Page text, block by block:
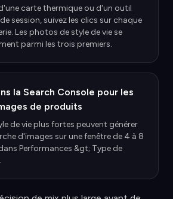
carte thermique ou d'un outil
session, suivez les clics sur chaque
Les photos de style de vie se
parmi les trois premiers.
la Search Console pour les
de produits
de vie plus fortes peuvent générer
d'images sur une fenêtre de 4 à 8
Performances &gt; Type de